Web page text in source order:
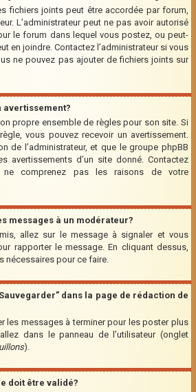
fichiers joints peut être accordée par forum,
L’administrateur peut ne pas avoir autorisé
le forum dans lequel vous postez, ou peut-
en joindre. Contactez l’administrateur si vous
ne pouvez pas ajouter de fichiers joints sur
avertissement?
propre ensemble de règles pour son site. Si
vous pouvez recevoir un avertissement.
de l’administrateur, et que le groupe phpBB
avertissements d’un site donné. Contactez
ne comprenez pas les raisons de votre
messages à un modérateur?
allez sur le message à signaler et vous
rapporter le message. En cliquant dessus,
nécessaires pour ce faire.
dans la page de rédaction de
les messages à terminer pour les poster plus
dans le panneau de l’utilisateur (onglet
).
doit être validé?